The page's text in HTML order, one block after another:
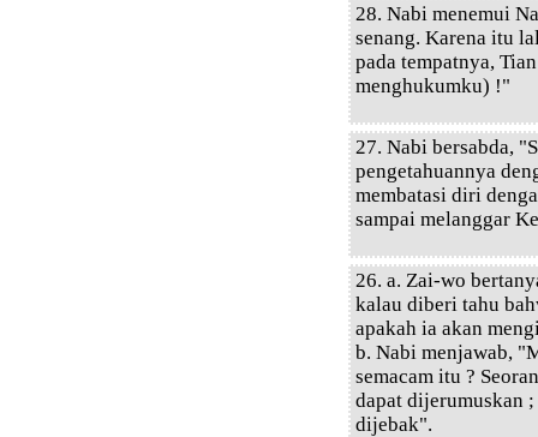
28. Nabi menemui
senang. Karena itu
pada tempatnya,
menghukumku) !"
27. Nabi bersabda,
pengetahuannya
membatasi diri
sampai melanggar
26. a. Zai-wo
kalau diberi tahu
apakah ia akan
b. Nabi menjawab,
semacam itu ?
dapat dijerumuskan
dijebak".